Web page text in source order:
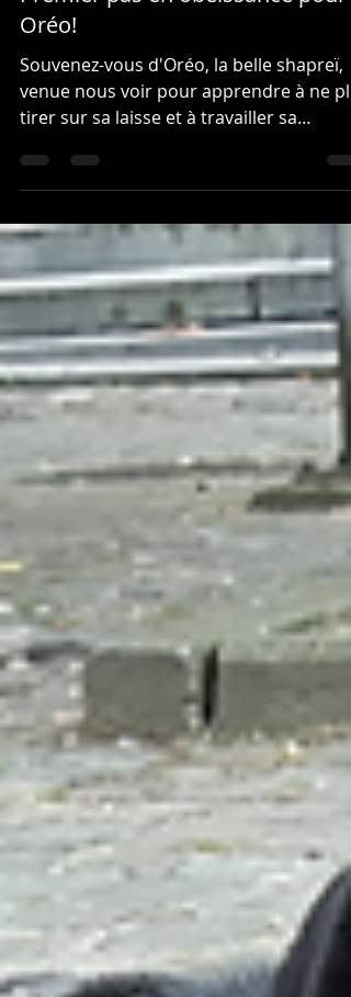
Premier pas en obéissance pour
Oréo!
Souvenez-vous d'Oréo, la belle shapreï,
venue nous voir pour apprendre à ne
tirer sur sa laisse et à travailler sa